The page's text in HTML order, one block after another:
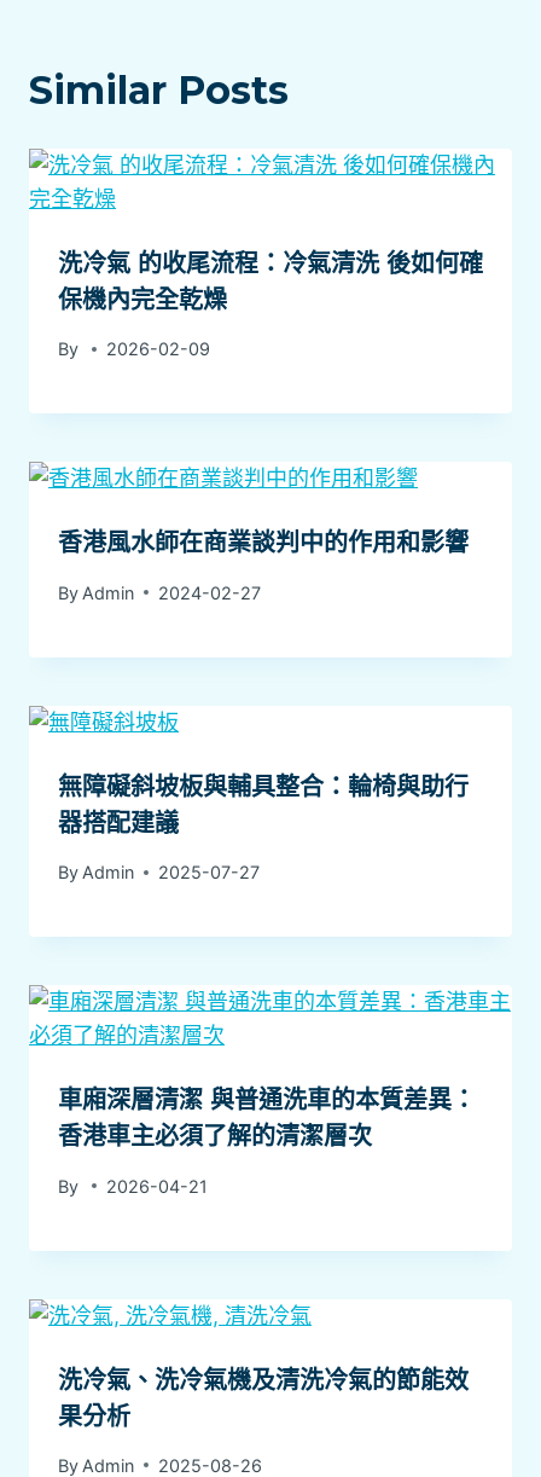
Similar Posts
洗冷氣 的收尾流程：冷氣清洗 後如何確
保機內完全乾燥
By 2026-02-09
香港風水師在商業談判中的作用和影響
By Admin 2024-02-27
無障礙斜坡板與輔具整合：輪椅與助行
器搭配建議
By Admin 2025-07-27
車廂深層清潔 與普通洗車的本質差異：
香港車主必須了解的清潔層次
By 2026-04-21
洗冷氣、洗冷氣機及清洗冷氣的節能效
果分析
By Admin 2025-08-26